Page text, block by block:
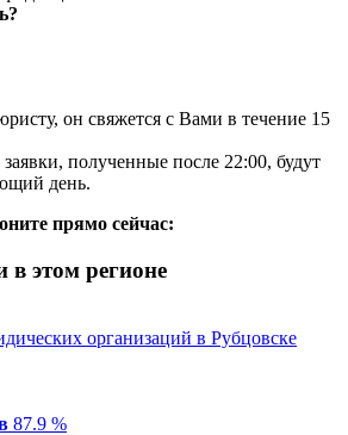
он свяжется с Вами в течение 15
заявки, полученные после 22:00, будут
день.
прямо сейчас:
в этом регионе
организаций в Рубцовске
87.9 %